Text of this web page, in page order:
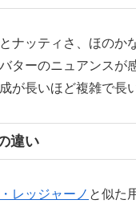
ナッティさ、ほのか
ターのニュアンスが
が長いほど複雑で長
違い
レッジャーノ と似た